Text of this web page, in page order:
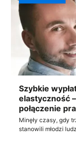
Szybkie
elastyczność
połączenie
Minęły czasy, gdy
stanowili młodzi